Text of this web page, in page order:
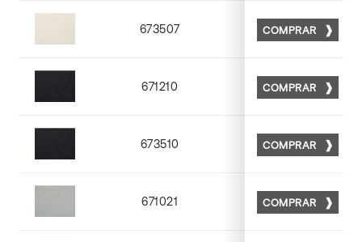
673507
Matt 07
COMPRAR
671210
Matt 10
COMPRAR
673510
Matt 10
COMPRAR
671021
Matt 21
COMPRAR